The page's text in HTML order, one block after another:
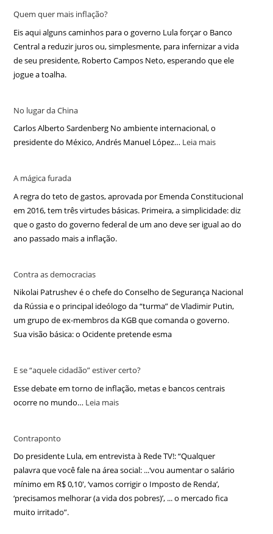
Quem quer mais inflação?
Eis aqui alguns caminhos para o governo Lula forçar o Banco
Central a reduzir juros ou, simplesmente, para infernizar a vida
de seu presidente, Roberto Campos Neto, esperando que ele
jogue a toalha.
No lugar da China
Carlos Alberto Sardenberg No ambiente internacional, o
presidente do México, Andrés Manuel López… Leia mais
A mágica furada
A regra do teto de gastos, aprovada por Emenda Constitucional
em 2016, tem três virtudes básicas. Primeira, a simplicidade: diz
que o gasto do governo federal de um ano deve ser igual ao do
ano passado mais a inflação.
Contra as democracias
Nikolai Patrushev é o chefe do Conselho de Segurança Nacional
da Rússia e o principal ideólogo da “turma” de Vladimir Putin,
um grupo de ex-membros da KGB que comanda o governo.
Sua visão básica: o Ocidente pretende esma
E se “aquele cidadão” estiver certo?
Esse debate em torno de inflação, metas e bancos centrais
ocorre no mundo… Leia mais
Contraponto
Do presidente Lula, em entrevista à Rede TV!: “Qualquer
palavra que você fale na área social: ...‘vou aumentar o salário
mínimo em R$ 0,10′, ‘vamos corrigir o Imposto de Renda’,
‘precisamos melhorar (a vida dos pobres)’, ... o mercado fica
muito irritado”.